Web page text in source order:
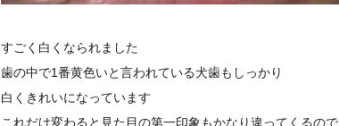
すごく白くなられました
歯の中で1番黄色いと言われている犬歯もしっかり
白くきれいになっています
これだけ変わると見た目の第一印象もかなり違ってくるので